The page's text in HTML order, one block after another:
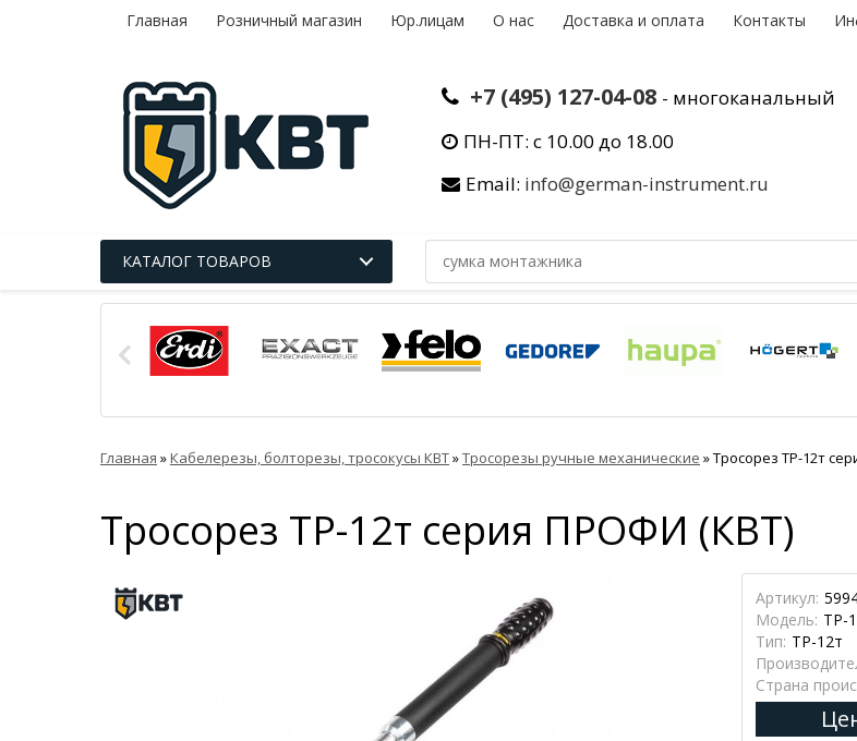
Главная Розничный магазин Юр.лицам О нас Доставка и оплата Контакты
+7 (495) 127-04-08 - многоканальный
ПН-ПТ: с 10.00 до 18.00
Email: info@german-instrument.ru
КАТАЛОГ ТОВАРОВ
Главная »Кабелерезы, болторезы, тросокусы КВТ»Тросорезы ручные механические »Тросорез ТР-12т
Тросорез ТР-12т серия ПРОФИ (КВТ)
Артикул:
Модель: ТР-
Тип: ТР-12т
Страна